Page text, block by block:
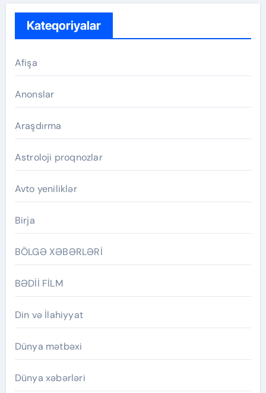
Kateqoriyalar
Afişa
Anonslar
Araşdırma
Astroloji proqnozlar
Avto yeniliklər
Birja
BÖLGƏ XƏBƏRLƏRİ
BƏDİİ FİLM
Din və İlahiyyat
Dünya mətbəxi
Dünya xəbərləri